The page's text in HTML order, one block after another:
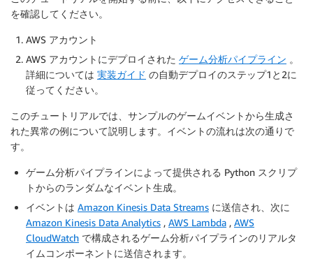
を確認してください。
AWS アカウント
AWS アカウントにデプロイされた ゲーム分析パイプライン 。
詳細については 実装ガイド の自動デプロイのステップ1と2に
従ってください。
このチュートリアルでは、サンプルのゲームイベントから生成さ
れた異常の例について説明します。イベントの流れは次の通りで
す。
ゲーム分析パイプラインによって提供される Python スクリプ
トからのランダムなイベント生成。
イベントは Amazon Kinesis Data Streams に送信され、次に
Amazon Kinesis Data Analytics , AWS Lambda , AWS
CloudWatch で構成されるゲーム分析パイプラインのリアルタ
イムコンポーネントに送信されます。